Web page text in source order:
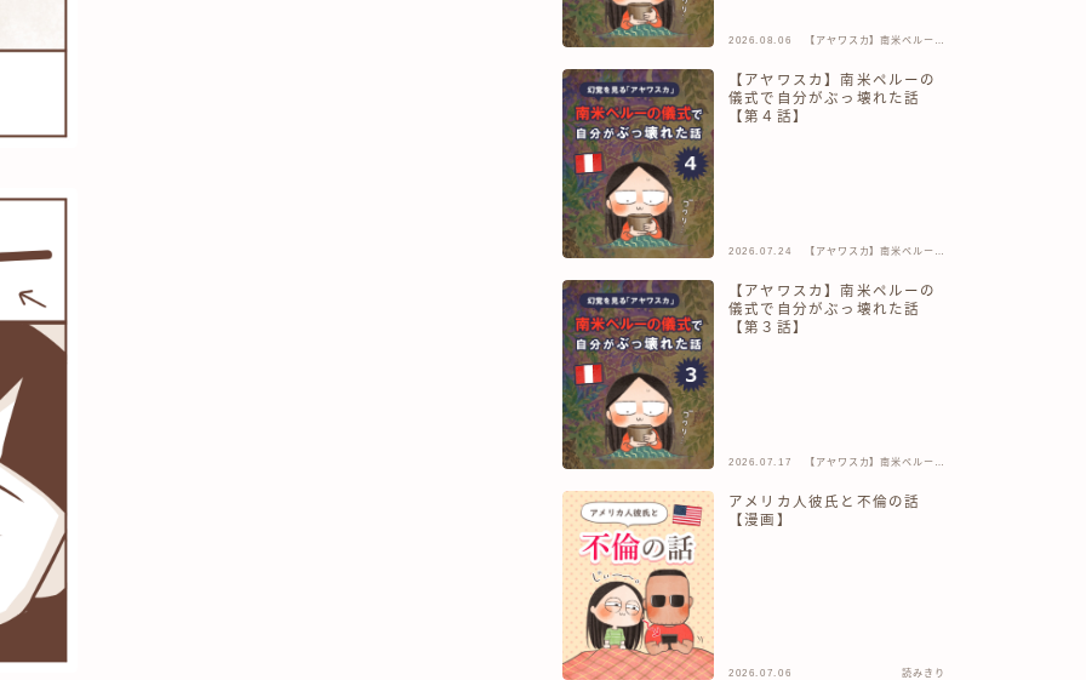
2026.08.06
【アヤワスカ】南米ペルーの
【アヤワスカ】南米ペルーの
儀式で自分がぶっ壊れた話
【第４話】
2026.07.24
【アヤワスカ】南米ペルーの
【アヤワスカ】南米ペルーの
儀式で自分がぶっ壊れた話
【第３話】
2026.07.17
【アヤワスカ】南米ペルーの
アメリカ人彼氏と不倫の話
【漫画】
2026.07.06 読みきり